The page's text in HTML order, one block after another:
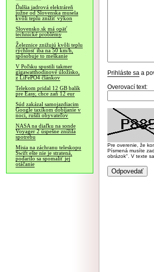
Ďalšia jadrová elektráreň
južne od Slovenska musela
kvôli teplu znížiť výkon
Slovensko.sk má opäť
technické problémy
Železnice znižujú kvôli teplu
rýchlosť iba na 50 km/h,
spôsobuje to meškanie
V Poľsku spustili takmer
gigawatthodinové úložisko,
z LiFePO4 článkov
Telekom pridal 12 GB balík
pre Easy, chce zaň 12 eur
Súd zakázal samojazdiacim
Google taxíkom dobíjanie v
noci, rušili obyvateľov
NASA na diaľku na sonde
Voyager 2 úspešne znížila
spotrebu
Misia na záchranu teleskopu
Swift ešte nie je stratená,
podarilo sa spomaliť jej
otáčanie
Prihláste sa a
Overovací text:
Pre overenie, že
Písmená musíte
obrázok". V texte